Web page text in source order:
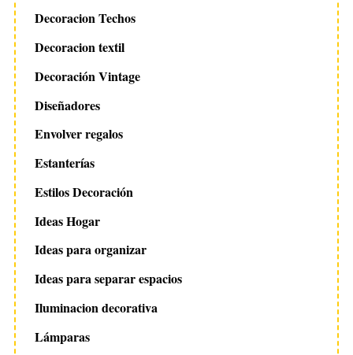
Decoracion Techos
Decoracion textil
Decoración Vintage
Diseñadores
Envolver regalos
Estanterías
Estilos Decoración
Ideas Hogar
Ideas para organizar
Ideas para separar espacios
Iluminacion decorativa
Lámparas